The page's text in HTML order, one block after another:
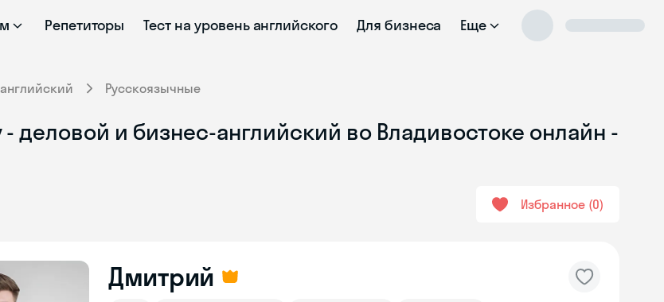
Репетиторы Тест на уровень английского Для бизнеса Еще
Русскоязычные
деловой и бизнес-английский во Владивостоке онлайн -
Избранное 0
Дмитрий